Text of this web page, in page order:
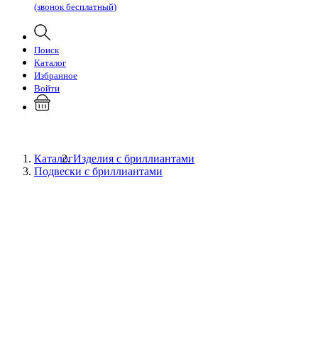
(звонок бесплатный)
Поиск
Каталог
Избранное
Войти
КаталогИзделия с бриллиантами
Подвески с бриллиантами